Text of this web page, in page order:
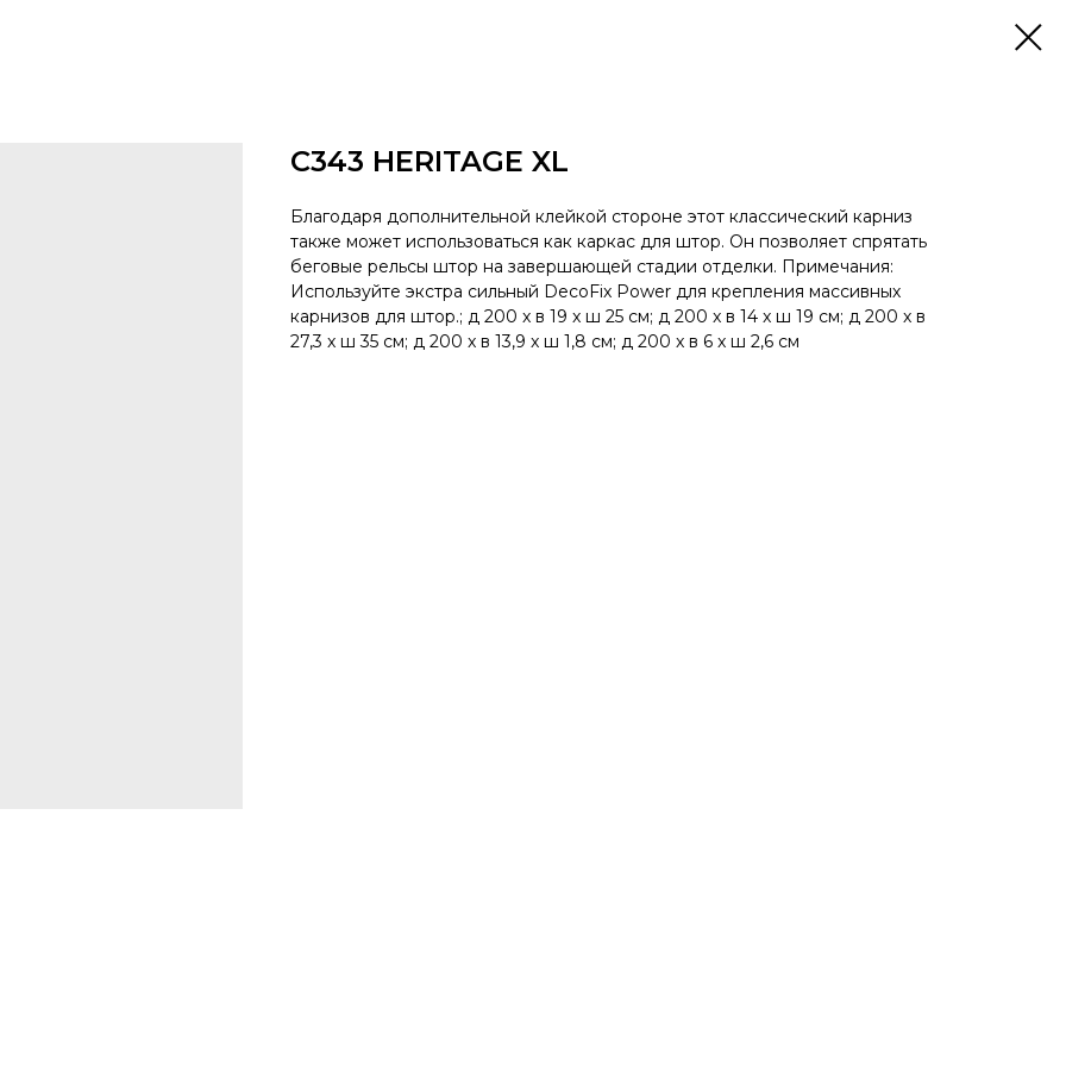
C343 HERITAGE XL
Благодаря дополнительной клейкой стороне этот классический карниз
также может использоваться как каркас для штор. Он позволяет спрятать
беговые рельсы штор на завершающей стадии отделки. Примечания:
Используйте экстра сильный DecoFix Power для крепления массивных
карнизов для штор.; д 200 x в 19 x ш 25 см; д 200 x в 14 x ш 19 см; д 200 x в
27,3 x ш 35 см; д 200 x в 13,9 x ш 1,8 см; д 200 x в 6 x ш 2,6 см